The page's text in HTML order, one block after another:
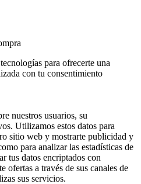
para ofrecerte una
con tu consentimiento
nuestros usuarios, su
Utilizamos estos datos para
sitio web y mostrarte publicidad y
para analizar las estadísticas de
tus datos encriptados con
ofertas a través de sus canales de
sus servicios.